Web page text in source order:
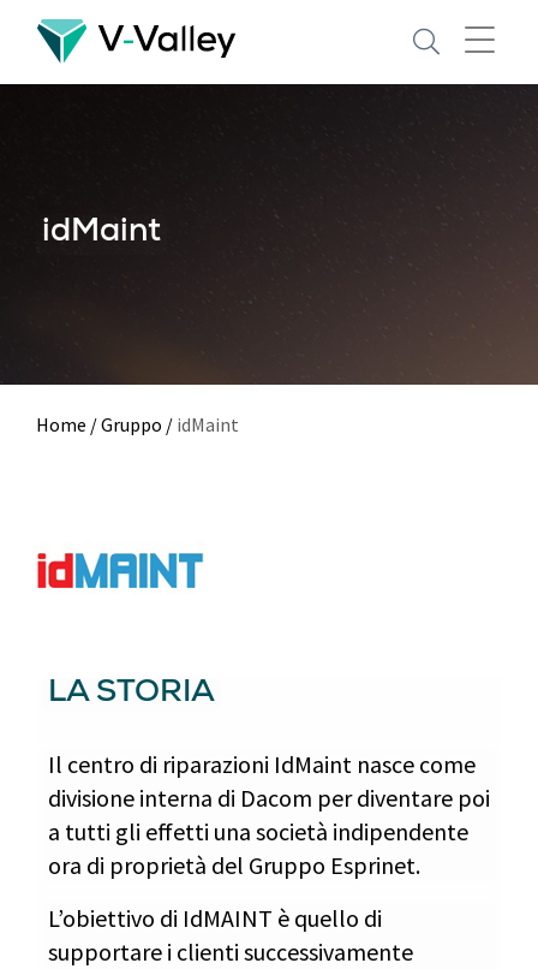
Skip
main
idMaint
Home /Gruppo / idMaint
LA STORIA
Il centro di riparazioni IdMaint nasce come
divisione interna di Dacom per diventare poi
a tutti gli effetti una società indipendente
ora di proprietà del Gruppo Esprinet.
L’obiettivo di IdMAINT è quello di
supportare i clienti successivamente